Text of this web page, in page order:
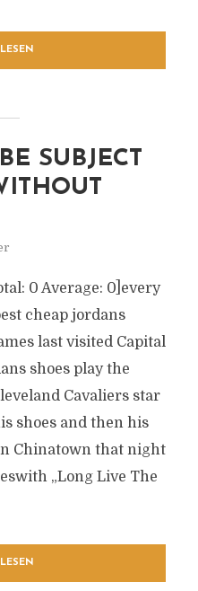
SUBJECT
0 Average: 0]every
cheap jordans
last visited Capital
shoes play the
Cavaliers star
shoes and then his
Chinatown that night
„Long Live The